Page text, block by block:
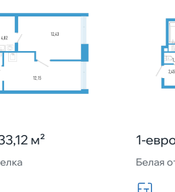
м² 1-
Белая